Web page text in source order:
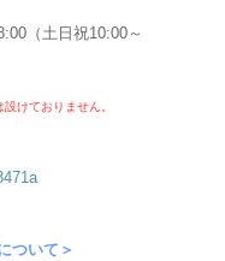
（土日祝10:00～
けておりません。
ついて＞